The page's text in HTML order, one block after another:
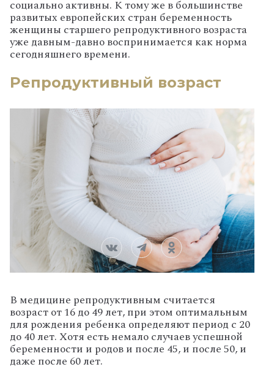
социально активны. К тому же в большинстве
развитых европейских стран беременность
женщины старшего репродуктивного возраста
уже давным-давно воспринимается как норма
сегодняшнего времени.
Репродуктивный возраст
В медицине репродуктивным считается
возраст от 16 до 49 лет, при этом оптимальным
для рождения ребенка определяют период с 20
до 40 лет. Хотя есть немало случаев успешной
беременности и родов и после 45, и после 50, и
даже после 60 лет.